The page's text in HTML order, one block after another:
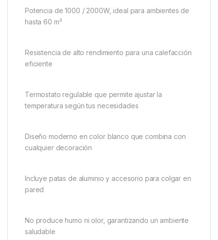
Potencia de 1000 / 2000W, ideal para ambientes de
hasta 60 m³
Resistencia de alto rendimiento para una calefacción
eficiente
Termostato regulable que permite ajustar la
temperatura según tus necesidades
Diseño moderno en color blanco que combina con
cualquier decoración
Incluye patas de aluminio y accesorio para colgar en
pared
No produce humo ni olor, garantizando un ambiente
saludable